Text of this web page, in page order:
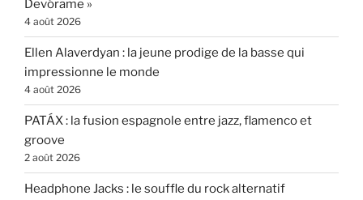
Devórame »
4 août 2026
Ellen Alaverdyan : la jeune prodige de la basse qui
impressionne le monde
4 août 2026
PATÁX : la fusion espagnole entre jazz, flamenco et
groove
2 août 2026
Headphone Jacks : le souffle du rock alternatif